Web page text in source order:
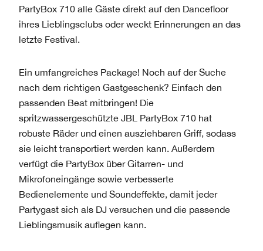
PartyBox 710 alle Gäste direkt auf den Dancefloor
ihres Lieblingsclubs oder weckt Erinnerungen an das
letzte Festival.
Ein umfangreiches Package! Noch auf der Suche
nach dem richtigen Gastgeschenk? Einfach den
passenden Beat mitbringen! Die
spritzwassergeschützte JBL PartyBox 710 hat
robuste Räder und einen ausziehbaren Griff, sodass
sie leicht transportiert werden kann. Außerdem
verfügt die PartyBox über Gitarren- und
Mikrofoneingänge sowie verbesserte
Bedienelemente und Soundeffekte, damit jeder
Partygast sich als DJ versuchen und die passende
Lieblingsmusik auflegen kann.